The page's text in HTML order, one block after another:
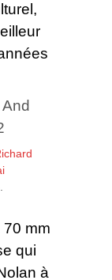
70 mm
qui
à